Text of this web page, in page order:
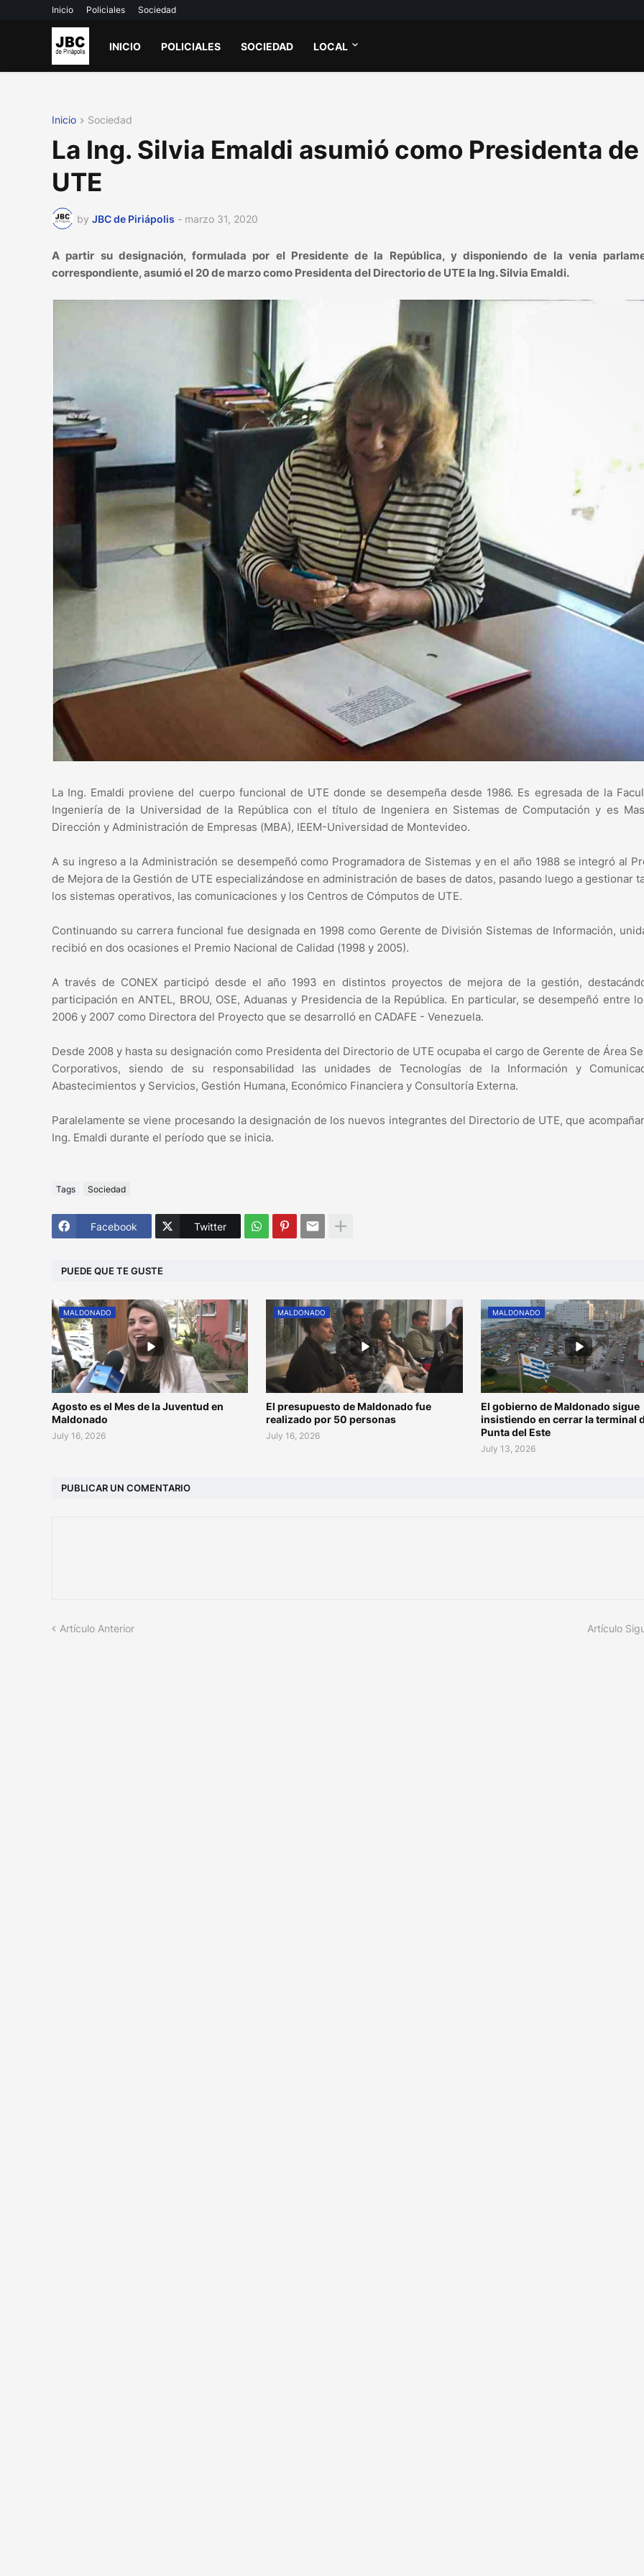
Inicio Policiales Sociedad
INICIO POLICIALES SOCIEDAD LOCAL
Inicio Sociedad
La Ing. Silvia Emaldi asumió como Presidenta de
UTE
by JBC de Piriápolis - marzo 31, 2020
A partir su designación, formulada por el Presidente de la República, y disponiendo de la venia
correspondiente, asumió el 20 de marzo como Presidenta del Directorio de UTE la Ing. Silvia Emaldi.
La Ing. Emaldi proviene del cuerpo funcional de UTE donde se desempeña desde 1986. Es egresada de la
Ingeniería de la Universidad de la República con el título de Ingeniera en Sistemas de Computación y es
Dirección y Administración de Empresas (MBA), IEEM-Universidad de Montevideo.
A su ingreso a la Administración se desempeñó como Programadora de Sistemas y en el año 1988 se integró al
de Mejora de la Gestión de UTE especializándose en administración de bases de datos, pasando luego a gestionar
los sistemas operativos, las comunicaciones y los Centros de Cómputos de UTE.
Continuando su carrera funcional fue designada en 1998 como Gerente de División Sistemas de Información,
recibió en dos ocasiones el Premio Nacional de Calidad (1998 y 2005).
A través de CONEX participó desde el año 1993 en distintos proyectos de mejora de la gestión,
participación en ANTEL, BROU, OSE, Aduanas y Presidencia de la República. En particular, se desempeñó entre
2006 y 2007 como Directora del Proyecto que se desarrolló en CADAFE - Venezuela.
Desde 2008 y hasta su designación como Presidenta del Directorio de UTE ocupaba el cargo de Gerente de Área
Corporativos, siendo de su responsabilidad las unidades de Tecnologías de la Información y
Abastecimientos y Servicios, Gestión Humana, Económico Financiera y Consultoría Externa.
Paralelamente se viene procesando la designación de los nuevos integrantes del Directorio de UTE, que
Ing. Emaldi durante el período que se inicia.
Tags Sociedad
Facebook Twitter
PUEDE QUE TE GUSTE
MALDONADO
Agosto es el Mes de la Juventud en
Maldonado
July 16, 2026
MALDONADO
El presupuesto de Maldonado fue
realizado por 50 personas
July 16, 2026
MALDONADO
El gobierno de Maldonado sigue
insistiendo en cerrar la terminal
Punta del Este
July 13, 2026
PUBLICAR UN COMENTARIO
Artículo Anterior Artículo